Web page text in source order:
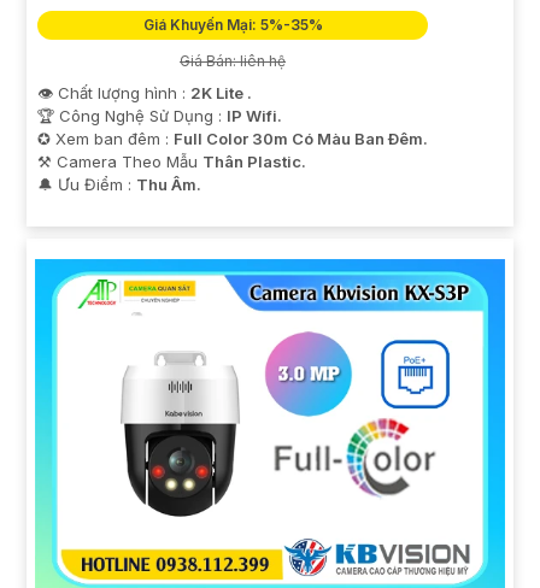
Giá Khuyến Mại: 5%-35%
Giá Bán: liên hệ
👁 Chất lượng hình : 2K Lite .
🏆 Công Nghệ Sử Dụng : IP Wifi.
✪ Xem ban đêm : Full Color 30m Có Màu Ban Ðêm.
⚒ Camera Theo Mẫu Thân Plastic.
️🔔 Ưu Điểm : Thu Âm.